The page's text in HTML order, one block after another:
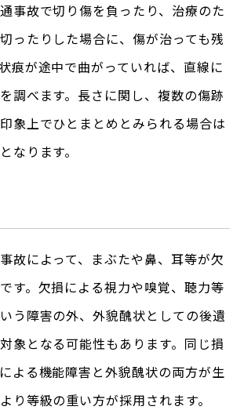
事故で切り傷を負ったり、治療のた
ったりした場合に、傷が治っても残
痕が途中で曲がっていれば、直線に
調べます。長さに関し、複数の傷跡
象上でひとまとめとみられる場合は
なります。
故によって、まぶたや鼻、耳等が欠
す。欠損による視力や嗅覚、聴力等
う障害の外、外貌醜状としての後遺
象となる可能性もあります。同じ損
よる機能障害と外貌醜状の両方が生
り等級の重い方が採用されます。